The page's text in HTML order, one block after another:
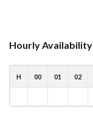
Hourly
H 00 01 02